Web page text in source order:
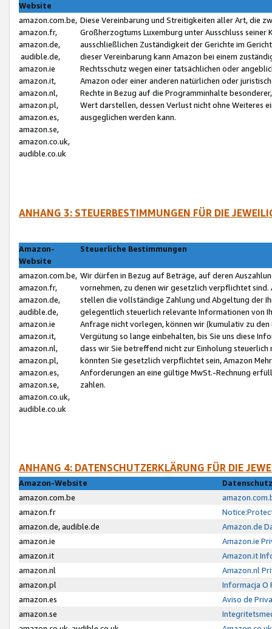
Website
amazon.com.be,
amazon.fr,
amazon.de,
audible.de,
amazon.ie
amazon.it,
amazon.nl,
amazon.pl,
amazon.es,
amazon.se,
amazon.co.uk,
audible.co.uk
Diese Vereinbarung und Streitigkeiten aller Art, die
Großherzogtums Luxemburg unter Ausschluss
ausschließlichen Zuständigkeit der Gerichte im
dieser Vereinbarung kann Amazon bei einem
Rechtsschutz wegen einer tatsächlichen oder
Amazon oder einer anderen natürlichen oder
Rechte in Bezug auf die Programminhalte
Wert darstellen, dessen Verlust nicht ohne Weiteres
ausgeglichen werden kann.
ANHANG 3: STEUERBESTIMMUNGEN FÜR DIE
Amazon-
Website
Steuerliche Bestimmungen
amazon.com.be,
amazon.fr,
amazon.de,
audible.de,
amazon.ie
amazon.it,
amazon.nl,
amazon.pl,
amazon.es,
amazon.se,
amazon.co.uk,
audible.co.uk
Wir dürfen in Bezug auf Beträge, auf deren
vornehmen, zu denen wir gesetzlich verpflichtet
stellen die vollständige Zahlung und Abgeltung der
gelegentlich steuerlich relevante Informationen von
Anfrage nicht vorlegen, können wir (kumulativ zu
Vergütung so lange einbehalten, bis Sie uns diese
dass wir Sie betreffend nicht zur Einholung
könnten Sie gesetzlich verpflichtet sein, Amazon
Anforderungen an eine gültige MwSt.-Rechnung
zahlen.
ANHANG 4: DATENSCHUTZERKLÄRUNG FÜR DIE
Amazon-Website
amazon.com.be
amazon.fr
amazon.de, audible.de
Amazon.de
amazon.ie
Amazon.ie
amazon.it
Amazon.it
amazon.nl
Amazon.nl
amazon.pl
Informacja O
amazon.es
Aviso de
amazon.se